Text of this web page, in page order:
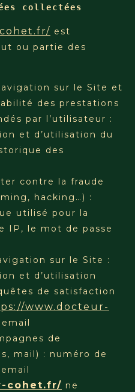
collectées
est
ou partie des
sur le Site et
des prestations
par l’utilisateur :
et d’utilisation du
des
contre la fraude
hacking…) :
utilisé pour la
IP, le mot de passe
sur le Site :
et d’utilisation
de satisfaction
www.docteur-
de
mail) : numéro de
cohet.fr/ ne